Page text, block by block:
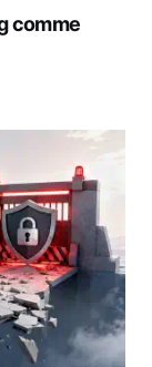
comme